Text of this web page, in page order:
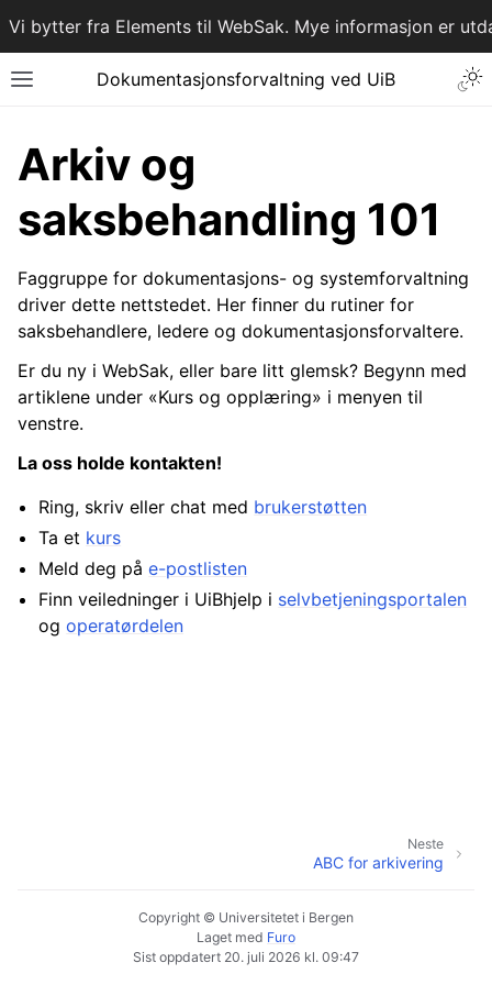
Vi bytter fra Elements til WebSak. Mye informasjon er
Dokumentasjons­forvaltning ved UiB
Arkiv og
saksbehandling 101
Faggruppe for dokumentasjons- og systemforvaltning
driver dette nettstedet. Her finner du rutiner for
saksbehandlere, ledere og dokumentasjonsforvaltere.
Er du ny i WebSak, eller bare litt glemsk? Begynn med
artiklene under «Kurs og opplæring» i menyen til
venstre.
La oss holde kontakten!
Ring, skriv eller chat med brukerstøtten
Ta et kurs
Meld deg påe-postlisten
Finn veiledninger i UiBhjelp i selvbetjeningsportalen
ogoperatørdelen
Neste
ABC for arkivering
Copyright © Universitetet i Bergen
Laget med Furo
Sist oppdatert 20. juli 2026 kl. 09:47